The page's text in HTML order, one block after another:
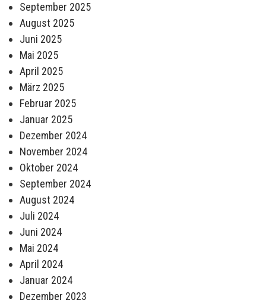
September 2025
August 2025
Juni 2025
Mai 2025
April 2025
März 2025
Februar 2025
Januar 2025
Dezember 2024
November 2024
Oktober 2024
September 2024
August 2024
Juli 2024
Juni 2024
Mai 2024
April 2024
Januar 2024
Dezember 2023